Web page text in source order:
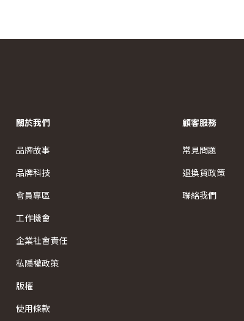
關於我們
品牌故事
品牌科技
會員專區
工作機會
企業社會責任
私隱權政策
版權
使用條款
顧客服務
常見問題
退換貨政策
聯絡我們